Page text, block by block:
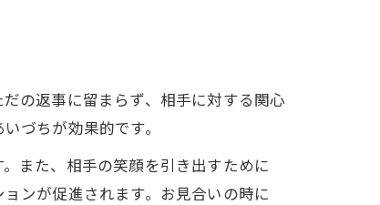
の返事に留まらず、相手に対する関心
づちが効果的です。
また、相手の笑顔を引き出すために
ンが促進されます。お見合いの時に